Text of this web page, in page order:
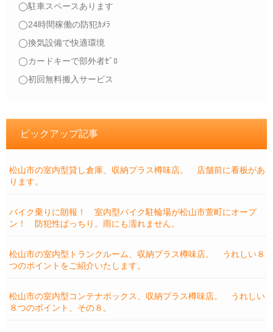
◯駐車スペースあります
◯24時間稼働の防犯ｶﾒﾗ
◯換気設備で快適環境
◯カードキーで部外者ｾﾞﾛ
◯初回無料搬入サービス
ピックアップ記事
松山市の室内型貸し倉庫、収納プラス樽味店。 店舗前に看板があ
ります。
バイク乗りに朗報！ 室内型バイク駐輪場が松山市萱町にオープ
ン！ 防犯性ばっちり。雨にも濡れません。
松山市の室内型トランクルーム、収納プラス樽味店。 うれしい８
つのポイントをご紹介いたします。
松山市の室内型コンテナボックス、収納プラス樽味店。 うれしい
８つのポイント、その８。